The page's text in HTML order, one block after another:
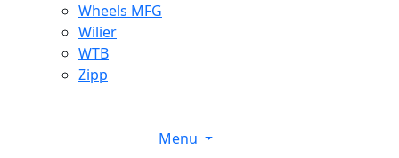
Wheels MFG
Wilier
WTB
Zipp
Menu